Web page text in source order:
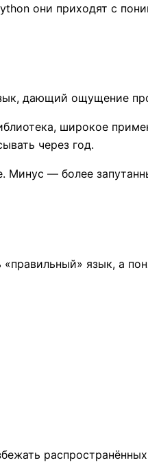
они приходят с
дающий ощущение
широкое
через год.
Минус — более
язык, а